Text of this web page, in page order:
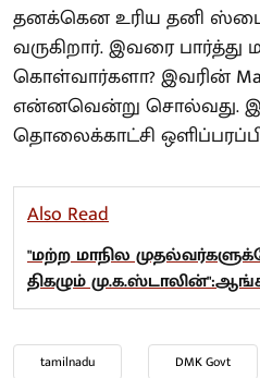
தனக்கென உரிய தனி
வருகிறார். இவரை
கொள்வார்களா? இவரின்
என்னவென்று சொல்வது.
தொலைக்காட்சி
Also Read
"மற்ற மாநில
திகழும்
tamilnadu DMK Govt